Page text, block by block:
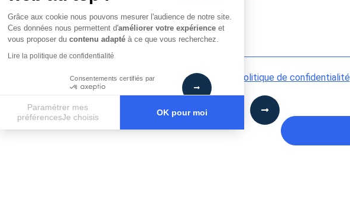
Grâce aux cookie nous pouvons mesurer l'audience de notre site.
Ces données nous permettent d'améliorer votre expérience et
vous proposer du contenu adapté à ce que vous recherchez.
Lire la politique de confidentialité
Consentements certifiés par
Paramétrer mes
préférencesJe choisis
OK pour moi
Plateforme de Gestion du Consentement : Personnalisez vos Options
En cochant cette case, j’accepte la Politique de confidentialité